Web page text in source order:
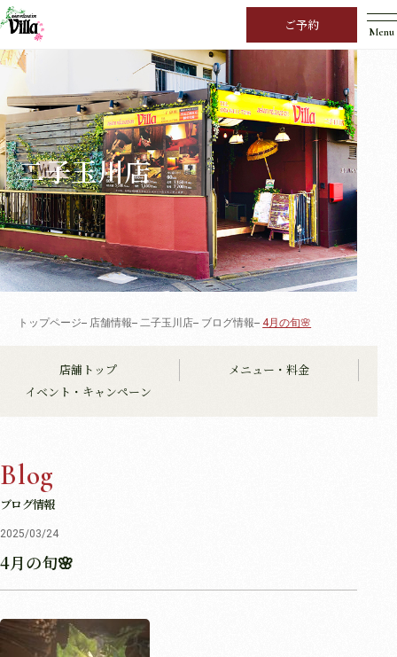
ご予約 Menu
店舗トップ
メニュー・料金
イベント・キャンペーン
二子玉川店
トップページ 店舗情報 二子玉川店 ブログ情報 4月の旬🌸
Blog
ブログ情報
2025/03/24
4月の旬🌸